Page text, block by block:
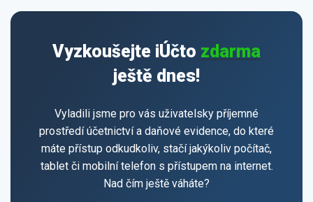
Vyzkoušejte iÚčto zdarma
ještě dnes!
Vyladili jsme pro vás uživatelsky příjemné
prostředí účetnictví a daňové evidence, do které
máte přístup odkudkoliv, stačí jakýkoliv počítač,
tablet či mobilní telefon s přístupem na internet.
Nad čím ještě váháte?